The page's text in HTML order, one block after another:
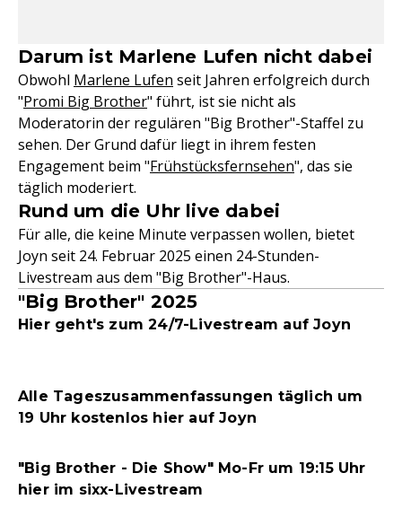
Darum ist Marlene Lufen nicht dabei
Obwohl Marlene Lufen seit Jahren erfolgreich durch
"Promi Big Brother" führt, ist sie nicht als
Moderatorin der regulären "Big Brother"-Staffel zu
sehen. Der Grund dafür liegt in ihrem festen
Engagement beim "Frühstücksfernsehen", das sie
täglich moderiert.
Rund um die Uhr live dabei
Für alle, die keine Minute verpassen wollen, bietet
Joyn seit 24. Februar 2025 einen 24-Stunden-
Livestream aus dem "Big Brother"-Haus.
"Big Brother" 2025
Hier geht's zum 24/7-Livestream auf Joyn
Alle Tageszusammenfassungen täglich um
19 Uhr kostenlos hier auf Joyn
"Big Brother - Die Show" Mo-Fr um 19:15 Uhr
hier im sixx-Livestream